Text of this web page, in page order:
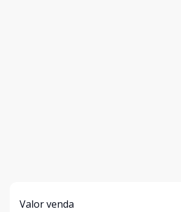
Valor venda